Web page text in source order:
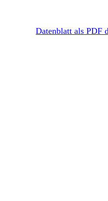
Datenblatt als PDF